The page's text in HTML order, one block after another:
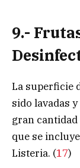
9.-
La superficie
sido lavadas
gran
que se
Listeria. (17)